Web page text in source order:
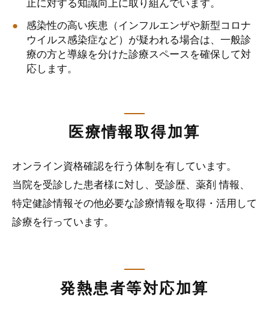
止に対する知識向上に取り組んでいます。
感染性の高い疾患（インフルエンザや新型コロナ
ウイルス感染症など）が疑われる場合は、一般診
療の方と導線を分けた診療スペースを確保して対
応します。
医療情報取得加算
オンライン資格確認を行う体制を有しています。
当院を受診した患者様に対し、受診歴、薬剤 情報、
特定健診情報その他必要な診療情報を取得・活用して
診療を行っています。
発熱患者等対応加算